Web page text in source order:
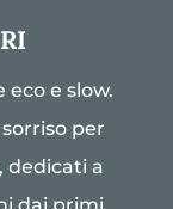
e slow.
per
dedicati a
dai primi